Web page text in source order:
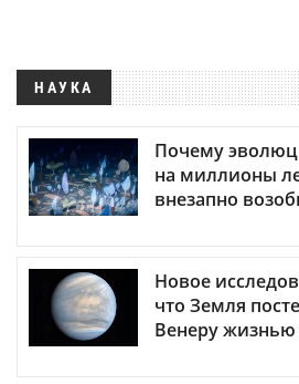
НАУКА
Почему
на миллионы
внезапно
Новое
что Земля
Венеру жизнью